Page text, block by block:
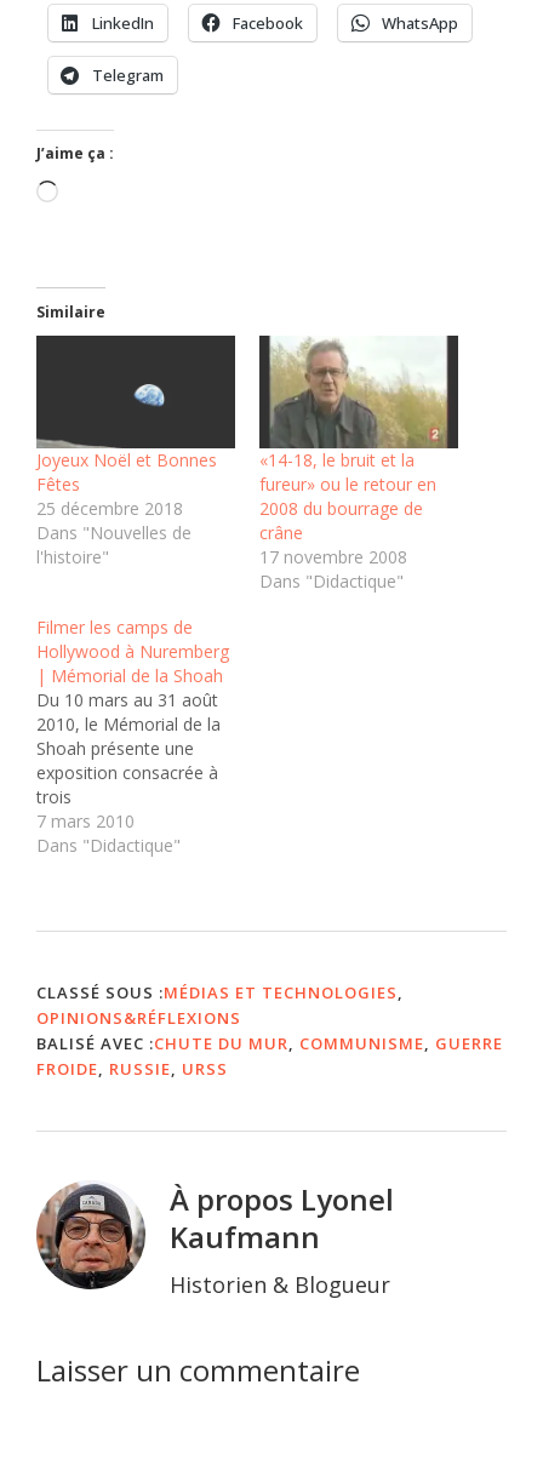
LinkedIn Facebook WhatsApp
Telegram
J’aime ça :
Chargement…
Similaire
Joyeux Noël et Bonnes
Fêtes
25 décembre 2018
Dans "Nouvelles de
l'histoire"
«14-18, le bruit et la
fureur» ou le retour en
2008 du bourrage de
crâne
17 novembre 2008
Dans "Didactique"
Filmer les camps de
Hollywood à Nuremberg
| Mémorial de la Shoah
Du 10 mars au 31 août
2010, le Mémorial de la
Shoah présente une
exposition consacrée à
trois
producteurs/cinéastes
américains (John Ford,
1945, les images de
Dachau prises par
l’équipe de…
7 mars 2010
Dans "Didactique"
CLASSÉ SOUS :MÉDIAS ET TECHNOLOGIES,
OPINIONS&RÉFLEXIONS
BALISÉ AVEC :CHUTE DU MUR, COMMUNISME, GUERRE
FROIDE, RUSSIE, URSS
À propos Lyonel
Kaufmann
Historien & Blogueur
Interactions
Laisser un commentaire